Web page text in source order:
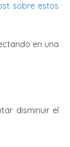
sobre estos
en una
disminuir el